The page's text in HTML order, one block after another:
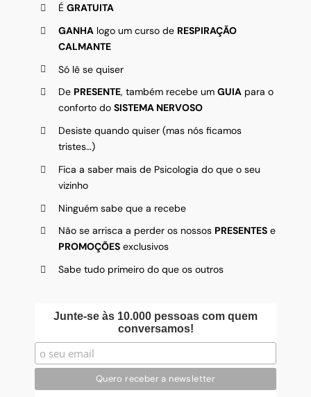
É GRATUITA
GANHAlogo um curso de RESPIRAÇÃO
CALMANTE
Só lê se quiser
De PRESENTE, também recebe um GUIApara o
conforto do SISTEMA NERVOSO
Desiste quando quiser (mas nós ficamos
tristes…)
Fica a saber mais de Psicologia do que o seu
vizinho
Ninguém sabe que a recebe
Não se arrisca a perder os nossos PRESENTESe
PROMOÇÕESexclusivos
Sabe tudo primeiro do que os outros
Junte-se às 10.000 pessoas com quem
conversamos!